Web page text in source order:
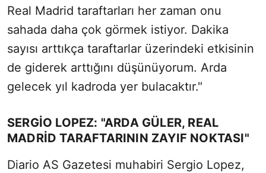
Real Madrid taraftarları her zaman onu
sahada daha çok görmek istiyor. Dakika
sayısı arttıkça taraftarlar üzerindeki etkisinin
de giderek arttığını düşünüyorum. Arda
gelecek yıl kadroda yer bulacaktır."
SERGIO LOPEZ: "ARDA GÜLER, REAL
MADRID TARAFTARININ ZAYIF NOKTASI"
Diario AS Gazetesi muhabiri Sergio Lopez,